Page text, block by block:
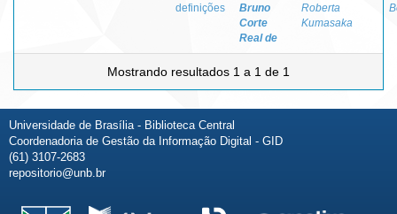
definições
Bruno
Corte
Real de
Roberta
Kumasaka
Mostrando resultados 1 a 1 de 1
Universidade de Brasília - Biblioteca Central
Coordenadoria de Gestão da Informação Digital - GID
(61) 3107-2683
repositorio@unb.br